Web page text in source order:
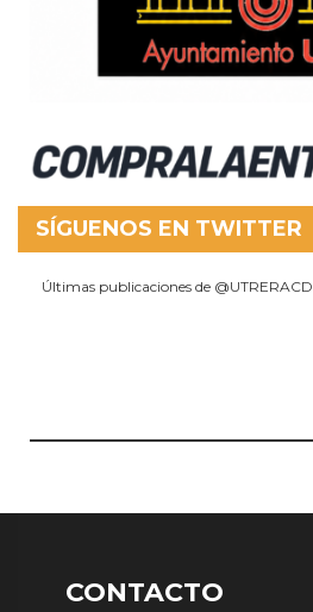
SÍGUENOS EN TWITTER
Últimas publicaciones de @UTRERACD
CONTACTO